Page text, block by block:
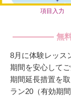
項目入力
無
8月に体験レッス
期間を安心して
期間延長措置を
ラン20（有効期